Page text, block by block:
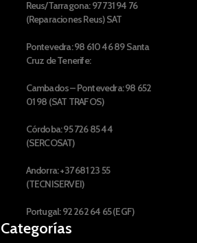
Reus/Tarragona: 97 731 94 76
(Reparaciones Reus) SAT
Pontevedra: 98 610 46 89 Santa
Cruz de Tenerife:
Cambados – Pontevedra: 98 652
01 98 (SAT TRAFOS)
Córdoba: 95 726 85 44
(SERCOSAT)
Andorra: +37 681 23 55
(TECNISERVEI)
Portugal: 92 262 64 65 (EGF)
Categorías